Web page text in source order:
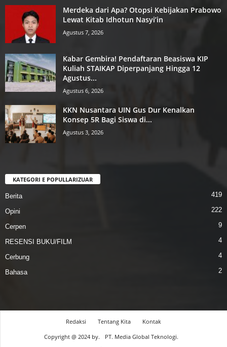
Merdeka dari Apa? Otopsi Kebijakan Prabowo
Lewat Kitab Idhotun Nasyi’in
Agustus 7, 2026
Kabar Gembira! Pendaftaran Beasiswa KIP
Kuliah STAIKAP Diperpanjang Hingga 12
Agustus...
Agustus 6, 2026
KKN Nusantara UIN Gus Dur Kenalkan
Konsep 5R Bagi Siswa di...
Agustus 3, 2026
KATEGORI E POPULLARIZUAR
Berita 419
Opini 222
Cerpen 9
RESENSI BUKU/FILM 4
Cerbung 4
Bahasa 2
Redaksi Tentang Kita
Kontak
Copyright @ 2024 by.
PT. Media Global Teknologi.